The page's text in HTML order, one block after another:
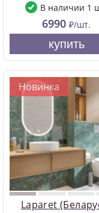
В наличии 1
6990 ₽/шт.
купить
Новинка
Laparet